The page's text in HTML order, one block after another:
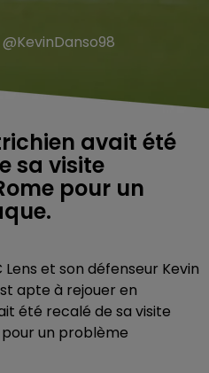
@KevinDanso98
avait été
sa visite
pour un
et son défenseur Kevin
apte à rejouer en
été recalé de sa visite
un problème